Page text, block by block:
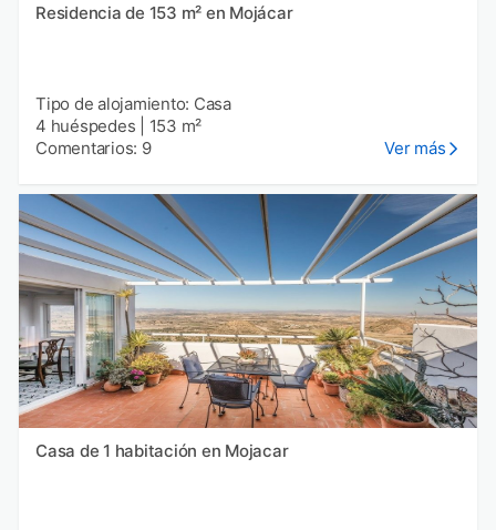
Residencia de 153 m² en Mojácar
Tipo de alojamiento: Casa
4 huéspedes
153 m²
Comentarios: 9
Ver más
Casa de 1 habitación en Mojacar